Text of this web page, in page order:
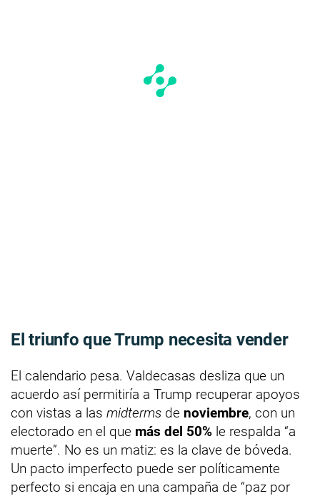
El triunfo que Trump necesita vender
El calendario pesa. Valdecasas desliza que un
acuerdo así permitiría a Trump recuperar apoyos
con vistas a las midterms de noviembre, con un
electorado en el que más del 50% le respalda “a
muerte”. No es un matiz: es la clave de bóveda.
Un pacto imperfecto puede ser políticamente
perfecto si encaja en una campaña de “paz por